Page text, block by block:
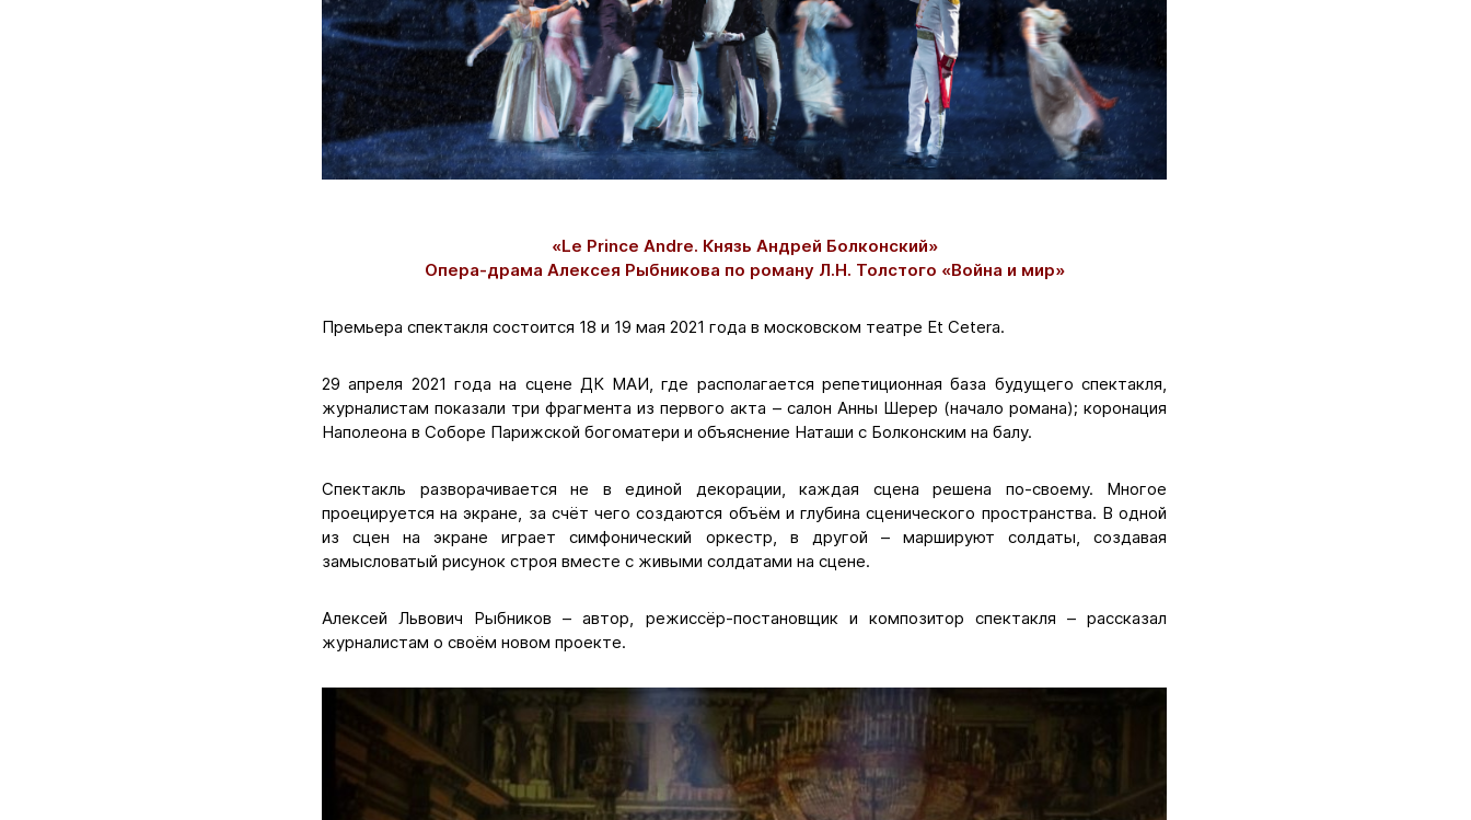
«Le Prince Andre. Князь Андрей Болконский»
Опера-драма Алексея Рыбникова по роману Л.Н. Толстого «Война и мир»
Премьера спектакля состоится 18 и 19 мая 2021 года в московском театре Et Cetera.
29 апреля 2021 года на сцене ДК МАИ, где располагается репетиционная база будущего спектакля,
журналистам показали три фрагмента из первого акта – салон Анны Шерер (начало романа); коронация
Наполеона в Соборе Парижской богоматери и объяснение Наташи с Болконским на балу.
Спектакль разворачивается не в единой декорации, каждая сцена решена по-своему. Многое
проецируется на экране, за счёт чего создаются объём и глубина сценического пространства. В одной
из сцен на экране играет симфонический оркестр, в другой – маршируют солдаты, создавая
замысловатый рисунок строя вместе с живыми солдатами на сцене.
Алексей Львович Рыбников – автор, режиссёр-постановщик и композитор спектакля – рассказал
журналистам о своём новом проекте.